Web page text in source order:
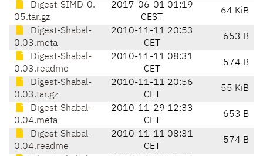
Digest-SIMD-0.
05.tar.gz
2017-06-01 01:19
CEST
64 KiB
Digest-Shabal-
0.03.meta
2010-11-11 20:53
CET
653 B
Digest-Shabal-
0.03.readme
2010-11-11 08:31
CET
574 B
Digest-Shabal-
0.03.tar.gz
2010-11-11 20:56
CET
55 KiB
Digest-Shabal-
0.04.meta
2010-11-29 12:33
CET
653 B
Digest-Shabal-
0.04.readme
2010-11-11 08:31
CET
574 B